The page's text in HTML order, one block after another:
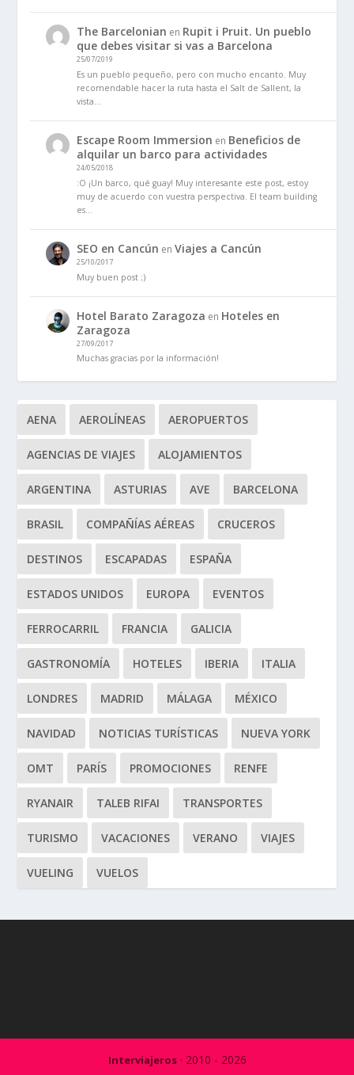
The Barcelonian en Rupit i Pruit. Un pueblo
que debes visitar si vas a Barcelona
25/07/2019
Es un pueblo pequeño, pero con mucho encanto. Muy
recomendable hacer la ruta hasta el Salt de Sallent, la
vista…
Escape Room Immersion en Beneficios de
alquilar un barco para actividades
24/05/2018
:O ¡Un barco, qué guay! Muy interesante este post, estoy
muy de acuerdo con vuestra perspectiva. El team building
es…
SEO en Cancún enViajes a Cancún
25/10/2017
Muy buen post ;)
Hotel Barato Zaragoza en Hoteles en
Zaragoza
27/09/2017
Muchas gracias por la información!
AENA AEROLÍNEAS AEROPUERTOS
AGENCIAS DE VIAJES ALOJAMIENTOS
ARGENTINA ASTURIAS AVE BARCELONA
BRASIL COMPAÑÍAS AÉREAS CRUCEROS
DESTINOS ESCAPADAS ESPAÑA
ESTADOS UNIDOS EUROPA EVENTOS
FERROCARRIL FRANCIA GALICIA
GASTRONOMÍA HOTELES IBERIA ITALIA
LONDRES MADRID MÁLAGA MÉXICO
NAVIDAD NOTICIAS TURÍSTICAS NUEVA YORK
OMT PARÍS PROMOCIONES RENFE
RYANAIR TALEB RIFAI TRANSPORTES
TURISMO VACACIONES VERANO VIAJES
VUELING VUELOS
Interviajeros· 2010 - 2026